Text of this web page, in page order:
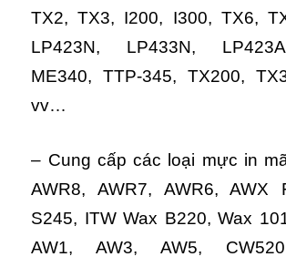
TX2, TX3, I200, I300, TX6,
LP423N, LP433N,
ME340, TTP-345, TX200,
vv…
– Cung cấp các loại mực in
AWR8, AWR7, AWR6, AWX
S245, ITW Wax B220, Wax
AW1, AW3, AW5,